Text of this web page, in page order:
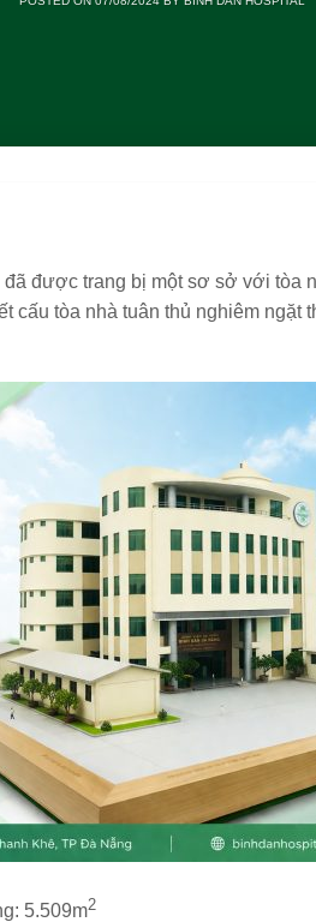
được trang bị một sơ sở với tòa
cấu tòa nhà tuân thủ nghiêm ngặt
5.509m2